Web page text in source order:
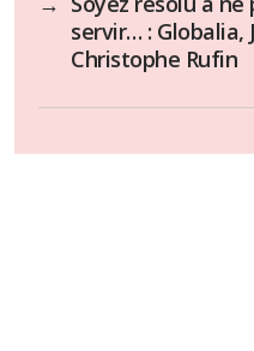
servir… : Globalia,
Christophe Rufin